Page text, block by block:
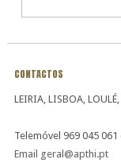
CONTACTOS
LEIRIA, LISBOA,
Telemóvel 969 045
Email geral@apthi.pt